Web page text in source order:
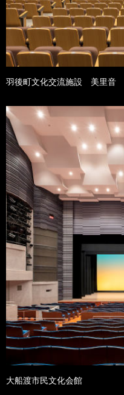
羽後町文化交流施設 美里音
大船渡市民文化会館